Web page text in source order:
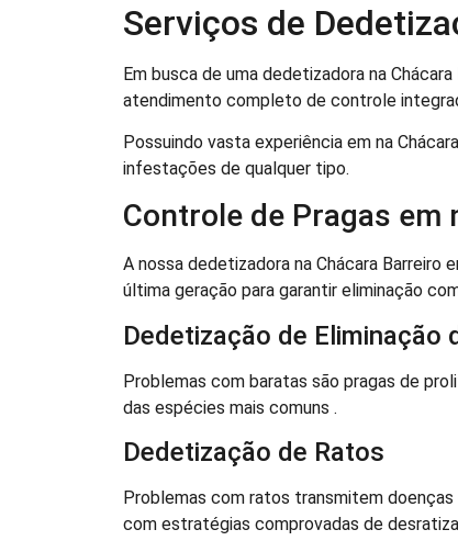
Serviços de
Em busca de uma dedetizadora na
atendimento completo de controle
Possuindo vasta experiência em na
infestações de qualquer tipo.
Controle de Pragas em
A nossa dedetizadora na Chácara Barreiro
última geração para garantir eliminação
Dedetização de Eliminação
Problemas com baratas são pragas de
das espécies mais comuns .
Dedetização de Ratos
Problemas com ratos transmitem doenças
com estratégias comprovadas de